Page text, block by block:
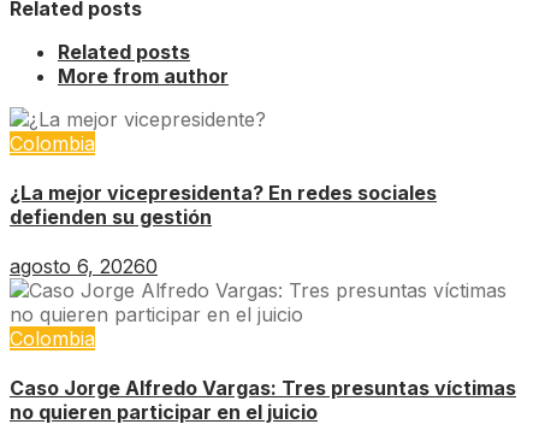
Related posts
Related posts
More from author
Colombia
¿La mejor vicepresidenta? En redes sociales
defienden su gestión
agosto 6, 20260
Colombia
Caso Jorge Alfredo Vargas: Tres presuntas víctimas
no quieren participar en el juicio